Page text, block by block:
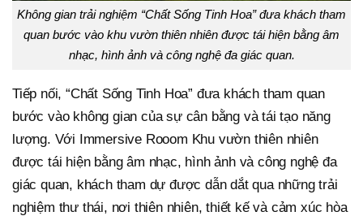
Không gian trải nghiệm “Chất Sống Tinh Hoa”đưa khách tham
quan bước vào khu vườn thiên nhiên được tái hiện bằng âm
nhạc, hình ảnh và công nghệ đa giác quan.
Tiếp nối, “Chất Sống Tinh Hoa” đưa khách tham quan
bước vào không gian của sự cân bằng và tái tạo năng
lượng. Với Immersive Rooom Khu vườn thiên nhiên
được tái hiện bằng âm nhạc, hình ảnh và công nghệ đa
giác quan, khách tham dự được dẫn dắt qua những trải
nghiệm thư thái, nơi thiên nhiên, thiết kế và cảm xúc hòa